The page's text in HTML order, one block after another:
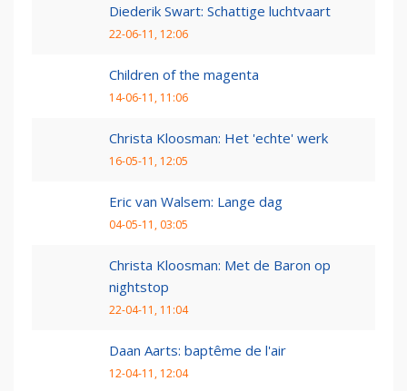
Diederik Swart: Schattige luchtvaart
22-06-11, 12:06
Children of the magenta
14-06-11, 11:06
Christa Kloosman: Het 'echte' werk
16-05-11, 12:05
Eric van Walsem: Lange dag
04-05-11, 03:05
Christa Kloosman: Met de Baron op
nightstop
22-04-11, 11:04
Daan Aarts: baptême de l'air
12-04-11, 12:04